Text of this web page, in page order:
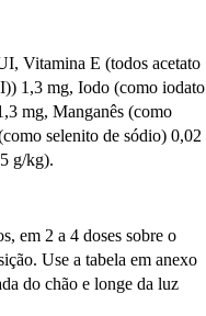
Vitamina E (todos acetato
1,3 mg, Iodo (como iodato
mg, Manganês (como
selenito de sódio) 0,02
g/kg).
em 2 a 4 doses sobre o
Use a tabela em anexo
do chão e longe da luz